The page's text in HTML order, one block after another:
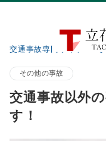
交通事故専門サイト
その他の事故
交通事故以外
す！